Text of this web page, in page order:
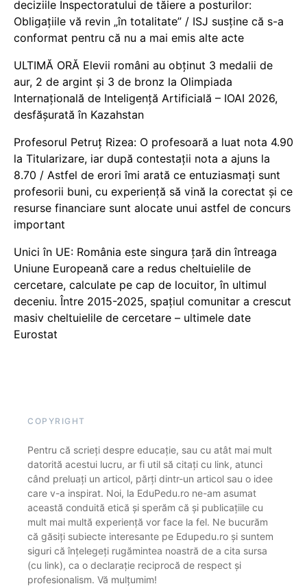
deciziile Inspectoratului de tăiere a posturilor:
Obligațiile vă revin „în totalitate” / ISJ susține că s-a
conformat pentru că nu a mai emis alte acte
ULTIMĂ ORĂ Elevii români au obținut 3 medalii de
aur, 2 de argint și 3 de bronz la Olimpiada
Internațională de Inteligență Artificială – IOAI 2026,
desfășurată în Kazahstan
Profesorul Petruț Rizea: O profesoară a luat nota 4.90
la Titularizare, iar după contestații nota a ajuns la
8.70 / Astfel de erori îmi arată ce entuziasmați sunt
profesorii buni, cu experiență să vină la corectat și ce
resurse financiare sunt alocate unui astfel de concurs
important
Unici în UE: România este singura țară din întreaga
Uniune Europeană care a redus cheltuielile de
cercetare, calculate pe cap de locuitor, în ultimul
deceniu. Între 2015-2025, spațiul comunitar a crescut
masiv cheltuielile de cercetare – ultimele date
Eurostat
COPYRIGHT
Pentru că scrieți despre educație, sau cu atât mai mult
datorită acestui lucru, ar fi util să citați cu link, atunci
când preluați un articol, părți dintr-un articol sau o idee
care v-a inspirat. Noi, la EduPedu.ro ne-am asumat
această conduită etică și sperăm că și publicațiile cu
mult mai multă experiență vor face la fel. Ne bucurăm
că găsiți subiecte interesante pe Edupedu.ro și suntem
siguri că înțelegeți rugămintea noastră de a cita sursa
(cu link), ca o declarație reciprocă de respect și
profesionalism. Vă mulțumim!